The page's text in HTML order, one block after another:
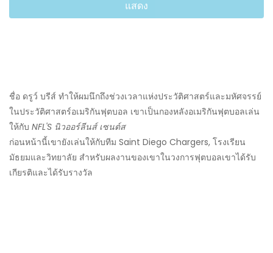
แสดง
ชื่อ ดรูว์ บรีส์ ทำให้ผมนึกถึงช่วงเวลาแห่งประวัติศาสตร์และมหัศจรรย์
ในประวัติศาสตร์อเมริกันฟุตบอล เขาเป็นกองหลังอเมริกันฟุตบอลเล่น
ให้กับ NFL'S นิวออร์ลีนส์ เซนต์ส
ก่อนหน้านี้เขายังเล่นให้กับทีม Saint Diego Chargers, โรงเรียน
มัธยมและวิทยาลัย สำหรับผลงานของเขาในวงการฟุตบอลเขาได้รับ
เกียรติและได้รับรางวัล